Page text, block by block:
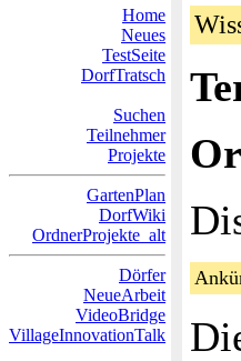
Home
Neues
TestSeite
DorfTratsch
Suchen
Teilnehmer
Projekte
GartenPlan
DorfWiki
OrdnerProjekte_alt
Dörfer
NeueArbeit
VideoBridge
VillageInnovationTalk